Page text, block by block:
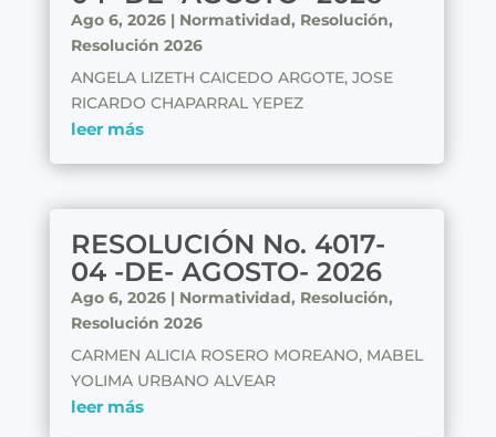
Ago 6, 2026| Normatividad, Resolución,
Resolución 2026
ANGELA LIZETH CAICEDO ARGOTE, JOSE
RICARDO CHAPARRAL YEPEZ
leer más
RESOLUCIÓN No. 4017-
04 -DE- AGOSTO- 2026
Ago 6, 2026| Normatividad, Resolución,
Resolución 2026
CARMEN ALICIA ROSERO MOREANO, MABEL
YOLIMA URBANO ALVEAR
leer más